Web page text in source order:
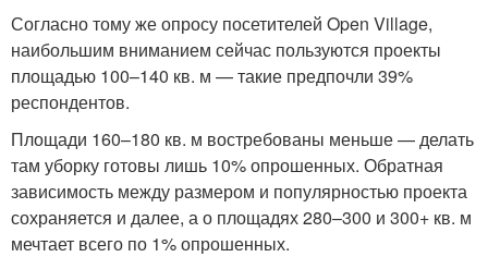
Согласно тому же опросу посетителей Open Village,
наибольшим вниманием сейчас пользуются проекты
площадью 100–140 кв. м — такие предпочли 39%
респондентов.
Площади 160–180 кв. м востребованы меньше — делать
там уборку готовы лишь 10% опрошенных. Обратная
зависимость между размером и популярностью проекта
сохраняется и далее, а о площадях 280–300 и 300+ кв. м
мечтает всего по 1% опрошенных.